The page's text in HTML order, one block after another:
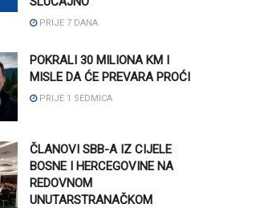
PRIJE 7 DANA
POKRALI 30 MILIONA KM I
MISLE DA ĆE PREVARA PROĆI
PRIJE 1 SEDMICA
ČLANOVI SBB-A IZ CIJELE
BOSNE I HERCEGOVINE NA
REDOVNOM
UNUTARSTRANAČKOM